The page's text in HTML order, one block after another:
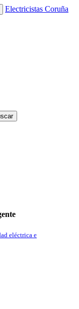
Electricistas Coruña
eléctrica e